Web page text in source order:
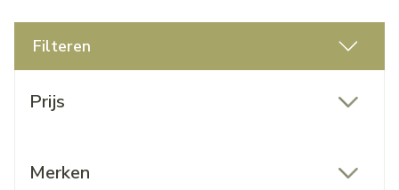
Filteren
Prijs
Merken